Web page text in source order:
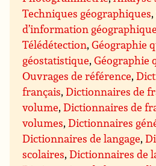
Techniques géographiques,
d’information
Télédétection,Géographie
géostatistique,Géographie
Ouvrages de référence,
français,Dictionnaires de
volume,Dictionnaires de
volumes,Dictionnaires
Dictionnaires de langage,
scolaires,Dictionnaires de